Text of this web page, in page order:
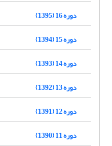
دوره 16 (1395)
دوره 15 (1394)
دوره 14 (1393)
دوره 13 (1392)
دوره 12 (1391)
دوره 11 (1390)